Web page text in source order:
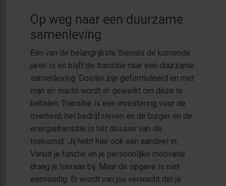
Op weg naar een duurzame
samenleving
Eén van de belangrijkste thema’s de komende
jaren is en blijft de transitie naar een duurzame
samenleving. Doelen zijn geformuleerd en met
man en macht wordt er gewerkt om deze te
behalen. Transitie is een investering voor de
overheid, het bedrijfsleven en de burger en de
energietransitie is hét dossier van de
toekomst. Jij hebt hier ook een aandeel in.
Vanuit je functie en je persoonlijke motivatie
draag je hieraan bij. Maar de opgave is niet
eenvoudig. Er wordt van jou verwacht dat je